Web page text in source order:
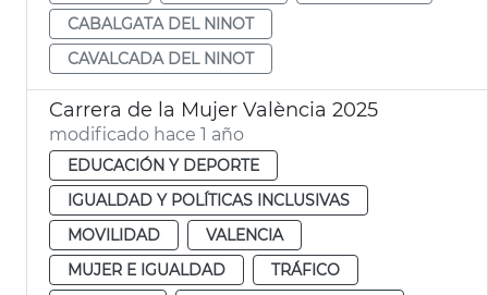
CABALGATA DEL NINOT
CAVALCADA DEL NINOT
Carrera de la Mujer València 2025
modificado hace 1 año
EDUCACIÓN Y DEPORTE
IGUALDAD Y POLÍTICAS INCLUSIVAS
MOVILIDAD
VALENCIA
MUJER E IGUALDAD
TRÁFICO